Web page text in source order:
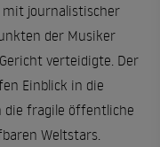
mit journalistischer
der Musiker
verteidigte. Der
Einblick in die
die fragile öffentliche
Weltstars.